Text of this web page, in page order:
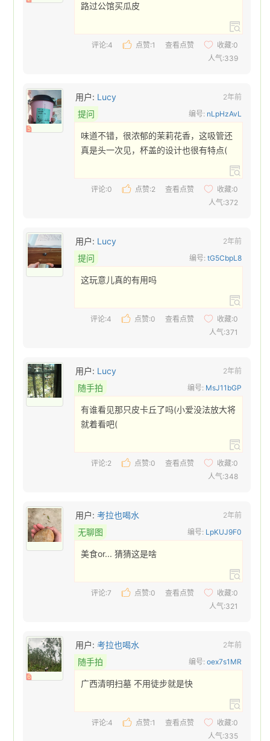
路过公馆买瓜皮
评论:4 点赞:1 查看点赞 收藏:0
人气:339
5
用户: Lucy 2年前
提问 编号: nLpHzAvL
味道不错，很浓郁的茉莉花香，这吸管还
真是头一次见，杯盖的设计也很有特点(
评论:0 点赞:2 查看点赞 收藏:0
人气:372
用户: Lucy 2年前
提问 编号:tG5CbpL8
这玩意儿真的有用吗
评论:4 点赞:0 查看点赞 收藏:0
人气:371
用户: Lucy 2年前
随手拍 编号: MsJ11bGP
有谁看见那只皮卡丘了吗(小爱没法放大将
就着看吧(
评论:2 点赞:0 查看点赞 收藏:0
人气:348
用户:考拉也喝水 2年前
无聊图 编号: LpKUJ9F0
美食or... 猜猜这是啥
评论:7 点赞:0 查看点赞 收藏:0
人气:321
6
用户:考拉也喝水 2年前
随手拍 编号:oex7s1MR
广西清明扫墓 不用徒步就是快
评论:4 点赞:1 查看点赞 收藏:0
人气:335